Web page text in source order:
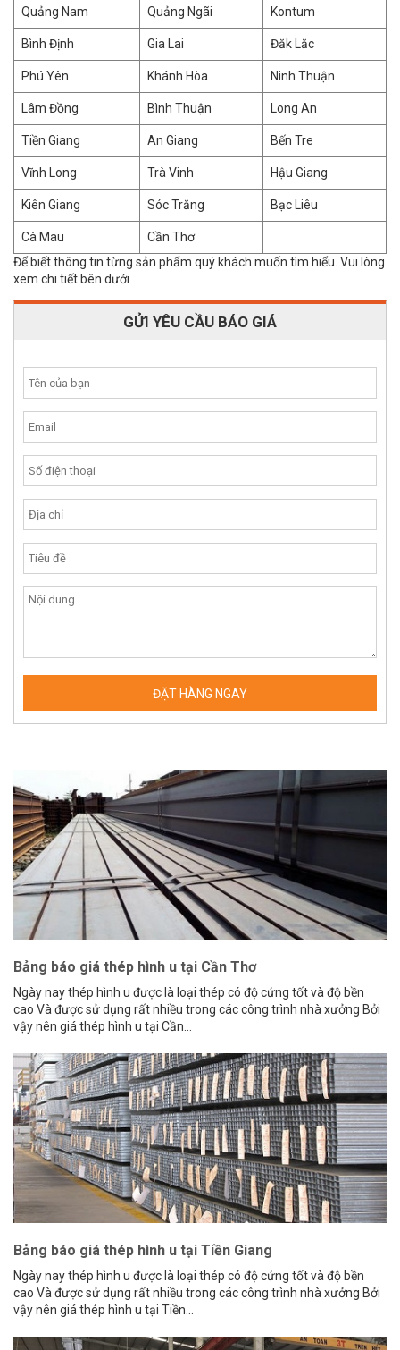
Quảng Nam Quảng Ngãi Kontum
Bình Định Gia Lai Đăk Lăc
Phú Yên Khánh Hòa Ninh Thuận
Lâm Đồng Bình Thuận Long An
Tiền Giang An Giang Bến Tre
Vĩnh Long Trà Vinh Hậu Giang
Kiên Giang Sóc Trăng Bạc Liêu
Cà Mau
Cần Thơ
Để biết thông tin từng sản phẩm quý khách muốn tìm hiểu. Vui lòng
xem chi tiết bên dưới
GỬI YÊU CẦU BÁO GIÁ
Bảng báo giá thép hình u tại Cần Thơ
Ngày nay thép hình u được là loại thép có độ cứng tốt và độ bền
cao Và được sử dụng rất nhiều trong các công trình nhà xưởng Bởi
vậy nên giá thép hình u tại Cần...
Bảng báo giá thép hình u tại Tiền Giang
Ngày nay thép hình u được là loại thép có độ cứng tốt và độ bền
cao Và được sử dụng rất nhiều trong các công trình nhà xưởng Bởi
vậy nên giá thép hình u tại Tiền...